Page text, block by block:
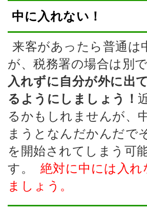
中に入れない！
来客があったら普通は
が、税務署の場合は別で
入れずに自分が外に出
るようにしましょう！
るかもしれませんが、
まうとなんだかんだで
を開始されてしまう可
す。
絶対に中には入
ましょう。